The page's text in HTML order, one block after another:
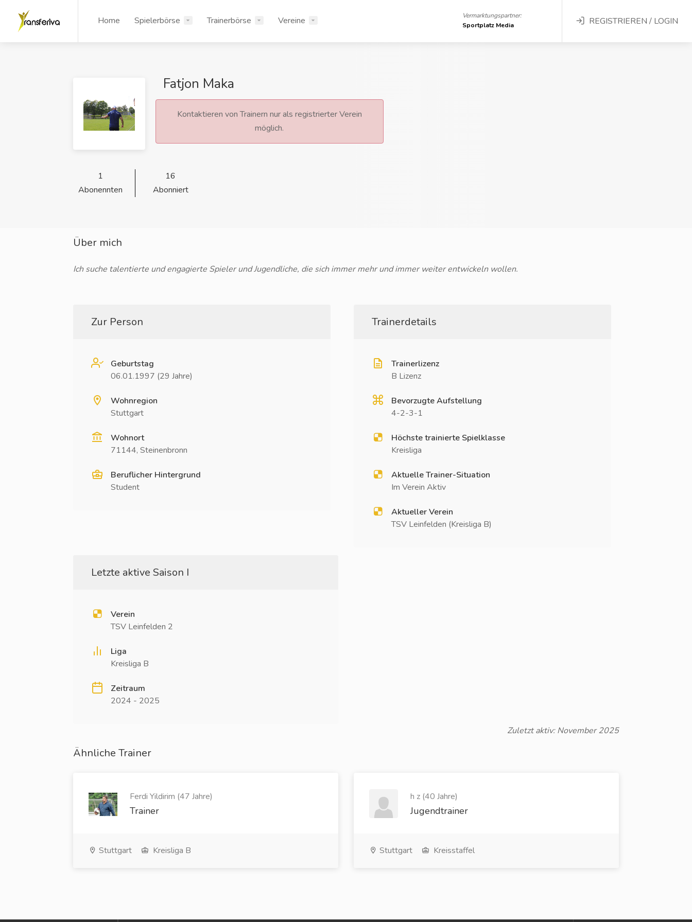
Home Spielerbörse Trainerbörse Vereine
Vermarktungspartner:
Sportplatz Media
REGISTRIEREN / LOGIN
Fatjon Maka
Kontaktieren von Trainern nur als registrierter Verein
möglich.
1
Abonennten
16
Abonniert
Über mich
Ich suche talentierte und engagierte Spieler und Jugendliche, die sich immer mehr und immer weiter entwickeln wollen.
Zur Person
Geburtstag
06.01.1997 (29 Jahre)
Wohnregion
Stuttgart
Wohnort
71144, Steinenbronn
Beruflicher Hintergrund
Student
Trainerdetails
Trainerlizenz
B Lizenz
Bevorzugte Aufstellung
4-2-3-1
Höchste trainierte Spielklasse
Kreisliga
Aktuelle Trainer-Situation
Im Verein Aktiv
Aktueller Verein
TSV Leinfelden (Kreisliga B)
Letzte aktive Saison I
Verein
TSV Leinfelden 2
Liga
Kreisliga B
Zeitraum
2024 - 2025
Zuletzt aktiv: November 2025
Ähnliche Trainer
Ferdi Yildirim (47 Jahre)
Trainer
Stuttgart Kreisliga B
h z (40 Jahre)
Jugendtrainer
Stuttgart Kreisstaffel